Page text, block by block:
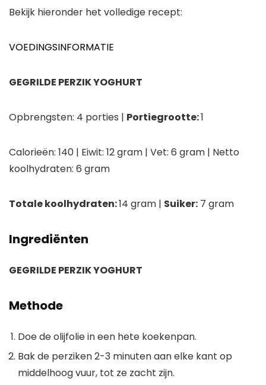
Bekijk hieronder het volledige recept:
VOEDINGSINFORMATIE
GEGRILDE PERZIK YOGHURT
Opbrengsten: 4 porties | Portiegrootte:1
Calorieën: 140 | Eiwit: 12 gram | Vet: 6 gram | Netto
koolhydraten: 6 gram
Totale koolhydraten:14 gram | Suiker: 7 gram
Ingrediënten
GEGRILDE PERZIK YOGHURT
Methode
Doe de olijfolie in een hete koekenpan.
Bak de perziken 2-3 minuten aan elke kant op
middelhoog vuur, tot ze zacht zijn.